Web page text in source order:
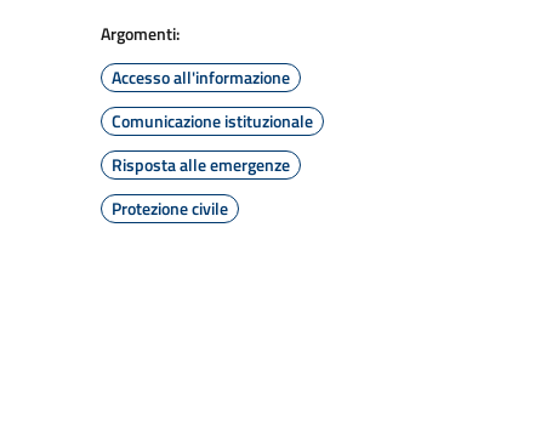
Argomenti:
Accesso all'informazione
Comunicazione istituzionale
Risposta alle emergenze
Protezione civile